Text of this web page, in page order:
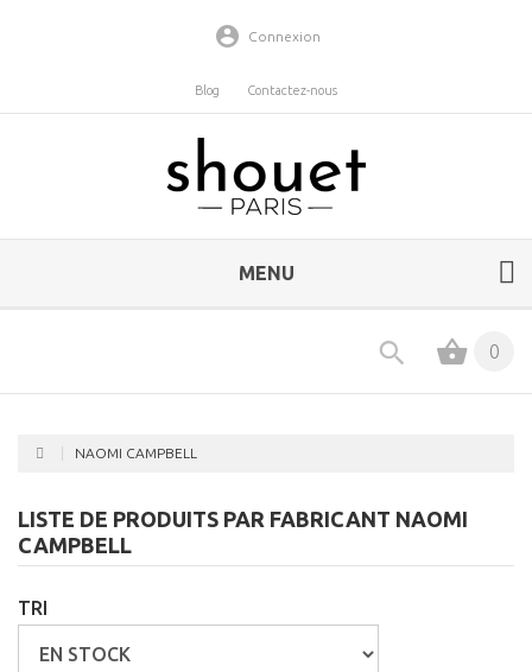
Connexion
Blog Contactez-nous
MENU
0
NAOMI CAMPBELL
LISTE DE PRODUITS PAR FABRICANT NAOMI
CAMPBELL
TRI